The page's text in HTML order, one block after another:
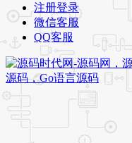
注册登录
微信客服
QQ客服